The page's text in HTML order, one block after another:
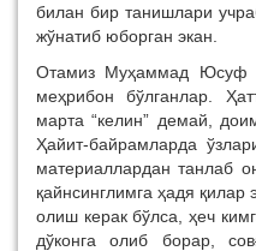
билан бир танишлари
жўнатиб юборган экан.
Отамиз Муҳаммад Юсуф
меҳрибон бўлганлар.
марта “келин” демай,
Ҳайит-байрамларда
материаллардан танлаб
қайнсинглимга ҳадя
олиш керак бўлса, ҳеч
дўконга олиб борар,